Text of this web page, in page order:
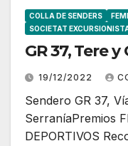
COLLA DE SENDERS
SOCIETAT
GR 37, Tere
19/12/2022
Sendero GR 37,
SerraníaPremios
DEPORTIVOS